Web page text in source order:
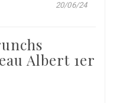
20/06/24
Albert 1er